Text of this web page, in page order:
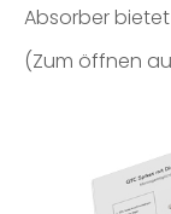
Absorber
(Zum öffnen